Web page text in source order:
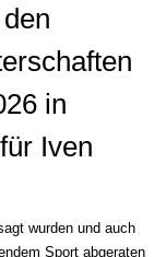
in
Iven
wurden und auch
Sport abgeraten